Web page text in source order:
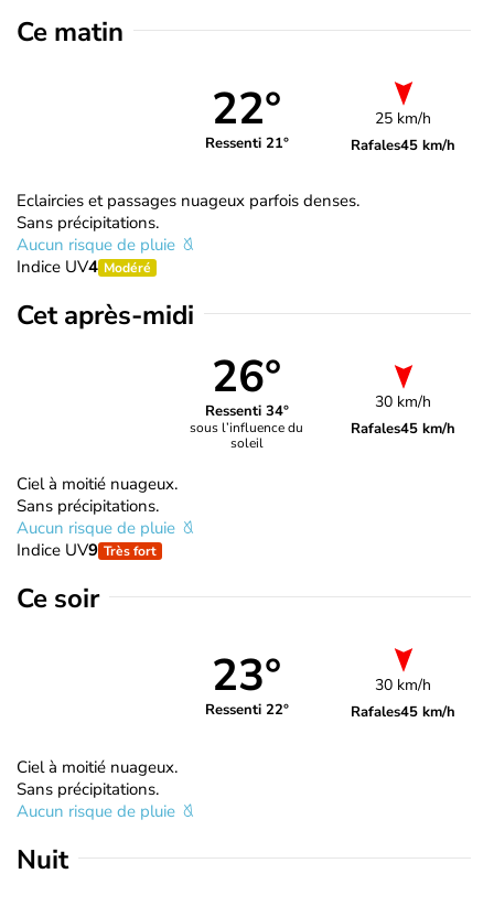
Ce matin
22°
Ressenti 21°
25 km/h
Rafales45 km/h
Eclaircies et passages nuageux parfois denses.
Sans précipitations.
Aucun risque de pluie
Indice UV4 Modéré
Cet après-midi
26°
Ressenti 34°
sous l’influence du
soleil
30 km/h
Rafales45 km/h
Ciel à moitié nuageux.
Sans précipitations.
Aucun risque de pluie
Indice UV9 Très fort
Ce soir
23°
Ressenti 22°
30 km/h
Rafales45 km/h
Ciel à moitié nuageux.
Sans précipitations.
Aucun risque de pluie
Nuit